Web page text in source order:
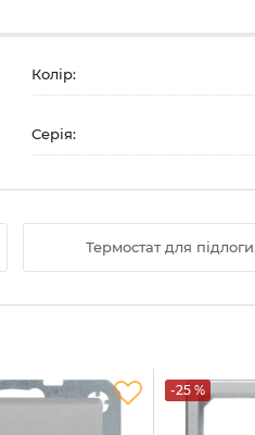
Колір:
Серія:
Термостат для
-25 %